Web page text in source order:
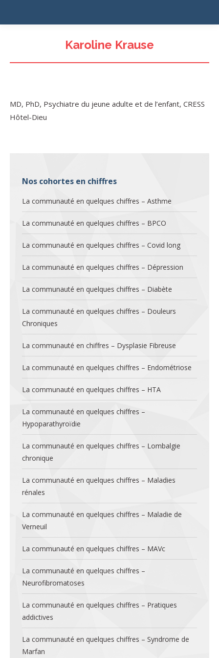
Karoline Krause
MD, PhD, Psychiatre du jeune adulte et de l’enfant, CRESS
Hôtel-Dieu
Nos cohortes en chiffres
La communauté en quelques chiffres – Asthme
La communauté en quelques chiffres – BPCO
La communauté en quelques chiffres – Covid long
La communauté en quelques chiffres – Dépression
La communauté en quelques chiffres – Diabète
La communauté en quelques chiffres – Douleurs
Chroniques
La communauté en chiffres – Dysplasie Fibreuse
La communauté en quelques chiffres – Endométriose
La communauté en quelques chiffres – HTA
La communauté en quelques chiffres –
Hypoparathyroïdie
La communauté en quelques chiffres – Lombalgie
chronique
La communauté en quelques chiffres – Maladies
rénales
La communauté en quelques chiffres – Maladie de
Verneuil
La communauté en quelques chiffres – MAVc
La communauté en quelques chiffres –
Neurofibromatoses
La communauté en quelques chiffres – Pratiques
addictives
La communauté en quelques chiffres – Syndrome de
Marfan